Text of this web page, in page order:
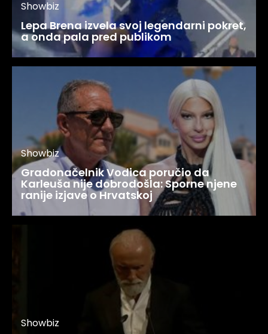
Showbiz
Lepa Brena izvela svoj legendarni pokret,
a onda pala pred publikom
Showbiz
Gradonačelnik Vodica poručio da
Karleuša nije dobrodošla: Sporne njene
ranije izjave o Hrvatskoj
Showbiz